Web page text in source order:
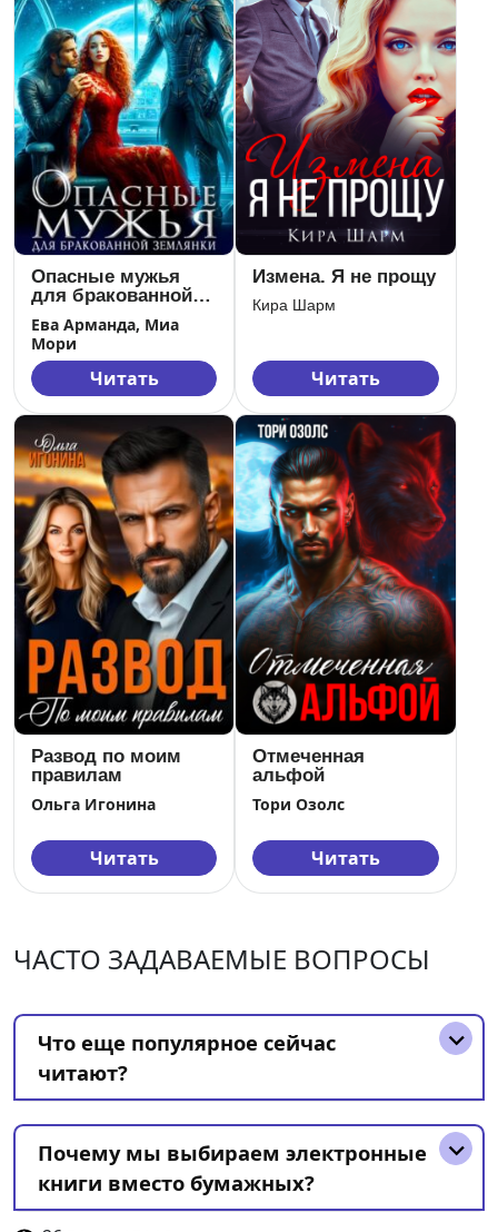
Опасные мужья
для бракованной
Ева Арманда, Миа
Мори
Читать
Измена. Я не прощу
Кира Шарм
Читать
Развод по моим
правилам
Ольга Игонина
Читать
Отмеченная
альфой
Тори Озолс
Читать
ЧАСТО ЗАДАВАЕМЫЕ ВОПРОСЫ
Что еще популярное сейчас
читают?
Почему мы выбираем электронные
книги вместо бумажных?